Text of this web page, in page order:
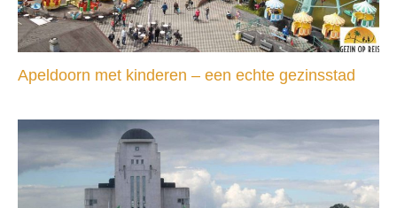
Apeldoorn met kinderen – een echte gezinsstad